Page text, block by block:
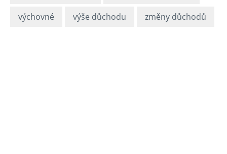
výchovné výše důchodu změny důchodů